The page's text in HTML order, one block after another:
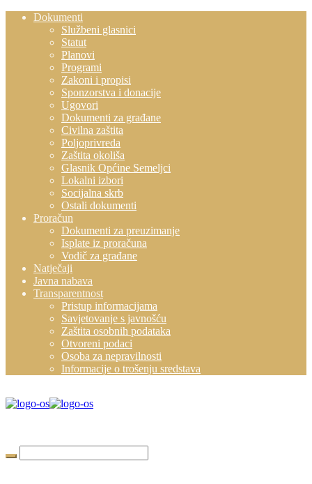
Dokumenti
Službeni glasnici
Statut
Planovi
Programi
Zakoni i propisi
Sponzorstva i donacije
Ugovori
Dokumenti za građane
Civilna zaštita
Poljoprivreda
Zaštita okoliša
Glasnik Općine Semeljci
Lokalni izbori
Socijalna skrb
Ostali dokumenti
Proračun
Dokumenti za preuzimanje
Isplate iz proračuna
Vodič za građane
Natječaji
Javna nabava
Transparentnost
Pristup informacijama
Savjetovanje s javnošću
Zaštita osobnih podataka
Otvoreni podaci
Osoba za nepravilnosti
Informacije o trošenju sredstava